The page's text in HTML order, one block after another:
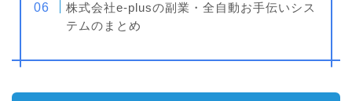
株式会社e-plusの副業・全自動お手伝いシス
テムのまとめ